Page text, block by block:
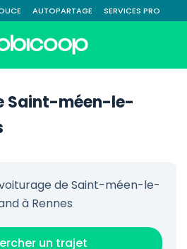
AUTOPARTAGE SERVICES PRO
Saint-méen-le-
de Saint-méen-le-
à Rennes
un trajet